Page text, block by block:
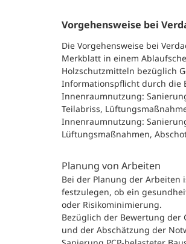
Vorgehensweise bei
Die Vorgehensweise bei
Merkblatt in einem
Holzschutzmitteln bezüglich
Informationspflicht durch die
Innenraumnutzung:
Teilabriss,
Innenraumnutzung:
Lüftungsmaßnahmen,
Planung von Arbeiten
Bei der Planung der Arbeiten
festzulegen, ob ein
oder Risikominimierung.
Bezüglich der Bewertung
und der Abschätzung der